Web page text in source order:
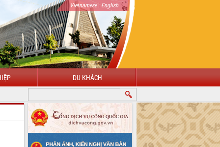
Vietnamese| English
DU KHÁCH